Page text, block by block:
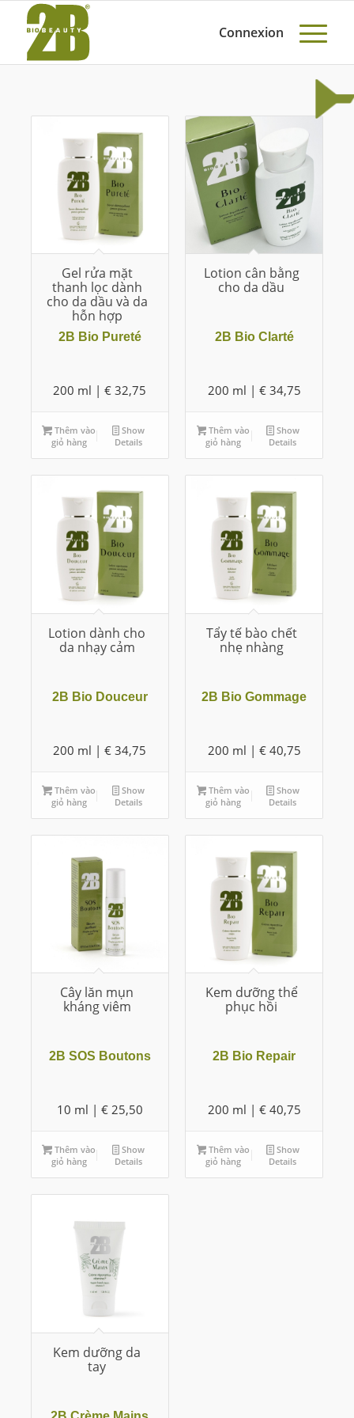
Connexion
Gel rửa mặt
thanh lọc dành
cho da dầu và da
hỗn hợp
2B Bio Pureté
200 ml |€ 32,75
Thêm vào
giỏ hàng
Show
Details
Lotion cân bằng
cho da dầu
2B Bio Clarté
200 ml | €34,75
Thêm vào
giỏ hàng
Show
Details
Lotion dành cho
da nhạy cảm
2B Bio Douceur
200 ml |€ 34,75
Thêm vào
giỏ hàng
Show
Details
Tẩy tế bào chết
nhẹ nhàng
2B Bio Gommage
200 ml | €40,75
Thêm vào
giỏ hàng
Show
Details
Cây lăn mụn
kháng viêm
2B SOS Boutons
10 ml | €25,50
Thêm vào
giỏ hàng
Show
Details
Kem dưỡng thể
phục hồi
2B Bio Repair
200 ml | €40,75
Thêm vào
giỏ hàng
Show
Details
Kem dưỡng da
tay